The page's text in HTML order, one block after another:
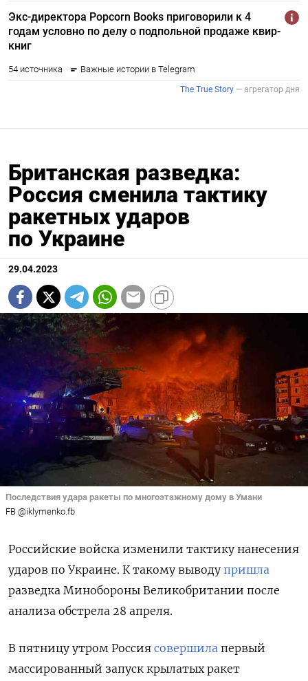
Британская разведка:
Россия сменила тактику
ракетных ударов
по Украине
29.04.2023
Последствия удара ракеты по многоэтажному дому в Умани
FB @iklymenko.fb
Российские войска изменили тактику нанесения
ударов по Украине. К такому выводу пришла
разведка Минобороны Великобритании после
анализа обстрела 28 апреля.
В пятницу утром Россия совершила первый
массированный запуск крылатых ракет